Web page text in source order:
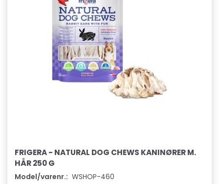
FRIGERA - NATURAL DOG CHEWS KANINØRER M.
HÅR 250 G
Model/varenr.: WSHOP-460